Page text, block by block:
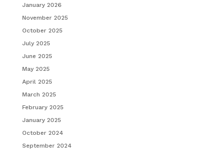
January 2026
November 2025
October 2025
July 2025
June 2025
May 2025
April 2025
March 2025
February 2025
January 2025
October 2024
September 2024